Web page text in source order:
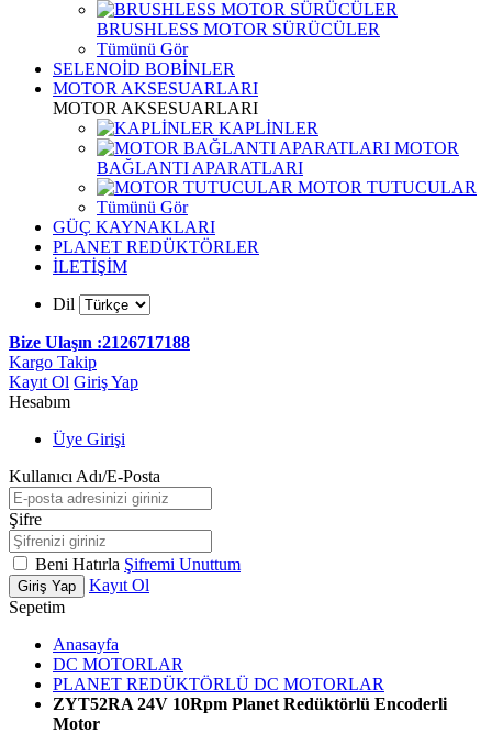
BRUSHLESS MOTOR SÜRÜCÜLER
Tümünü Gör
SELENOİD BOBİNLER
MOTOR AKSESUARLARI
MOTOR AKSESUARLARI
KAPLİNLER
MOTOR
BAĞLANTI APARATLARI
MOTOR TUTUCULAR
Tümünü Gör
GÜÇ KAYNAKLARI
PLANET REDÜKTÖRLER
İLETİŞİM
Dil
Bize Ulaşın :2126717188
Kargo Takip
Kayıt Ol Giriş Yap
Hesabım
Üye Girişi
Kullanıcı Adı/E-Posta
Şifre
Beni Hatırla Şifremi Unuttum
Giriş Yap
Kayıt Ol
Sepetim
Anasayfa
DC MOTORLAR
PLANET REDÜKTÖRLÜ DC MOTORLAR
ZYT52RA 24V 10Rpm Planet Redüktörlü Encoderli
Motor